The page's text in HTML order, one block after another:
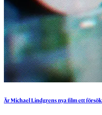
ÄrMichaelLindgrensnyafilmettförsök